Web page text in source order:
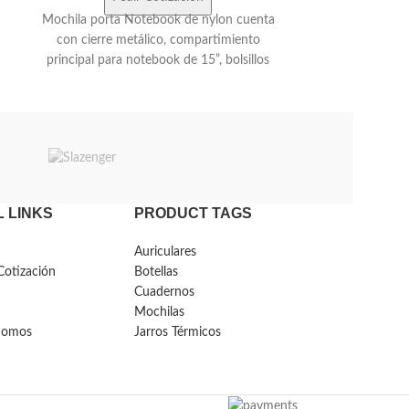
Mochila porta Notebook de nylon cuenta
con cierre metálico, compartimiento
principal para notebook de 15”, bolsillos
LINKS PRODUCT TAGS
Auriculares
Botellas
Cuadernos
Mochilas
Jarros Térmicos